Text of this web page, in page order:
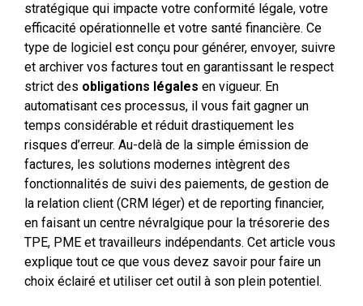
stratégique qui impacte votre conformité légale, votre
efficacité opérationnelle et votre santé financière. Ce
type de logiciel est conçu pour générer, envoyer, suivre
et archiver vos factures tout en garantissant le respect
strict des obligations légales en vigueur. En
automatisant ces processus, il vous fait gagner un
temps considérable et réduit drastiquement les
risques d’erreur. Au-delà de la simple émission de
factures, les solutions modernes intègrent des
fonctionnalités de suivi des paiements, de gestion de
la relation client (CRM léger) et de reporting financier,
en faisant un centre névralgique pour la trésorerie des
TPE, PME et travailleurs indépendants. Cet article vous
explique tout ce que vous devez savoir pour faire un
choix éclairé et utiliser cet outil à son plein potentiel.